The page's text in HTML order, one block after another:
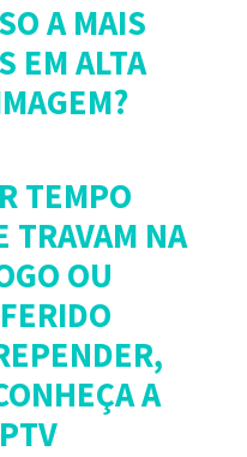
A MAIS
EM ALTA
TEMPO
TRAVAM NA
OU
A